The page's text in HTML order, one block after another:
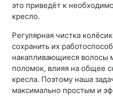
это приведёт к
кресло.
Регулярная чистка
сохранить их
накапливающиеся волосы
поломок, влияя на общее
кресла. Поэтому наша
максимально простым и